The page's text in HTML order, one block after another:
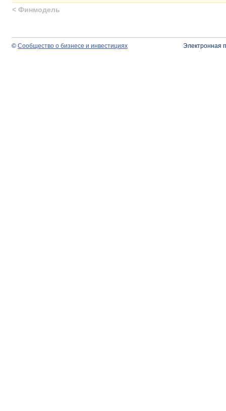
< Финмодель
© Сообщество о бизнесе и инвестициях Электронная